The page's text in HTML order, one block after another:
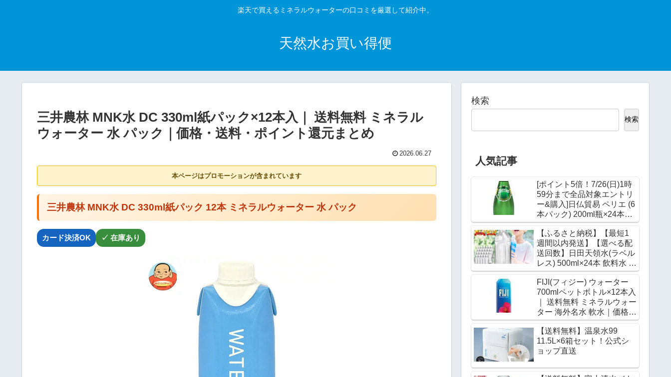
楽天で買えるミネラルウォーターの口コミを厳選して紹介中。
天然水お買い得便
三井農林 MNK水 DC 330ml紙パック×12本入｜ 送料無料 ミネラル
ウォーター 水 パック｜価格・送料・ポイント還元まとめ
2026.06.27
本ページはプロモーションが含まれています
三井農林 MNK水 DC 330ml紙パック 12本 ミネラルウォーター 水 パック
カード決済OK ✓ 在庫あり
検索
検索
人気記事
[ポイント5倍！7/26(日)1時
59分まで全品対象エントリ
ー&購入]日仏貿易 ペリエ (6
本パック) 200ml瓶×24本入
｜ 送料無料 ミネラルウォー
ター 発泡水 炭酸水｜価格・
送料・ポイント還元まとめ
【ふるさと納税】【最短1
週間以内発送】【選べる配
送回数】日田天領水(ラベル
レス) 500ml×24本 飲料水 水
みず 備蓄 防災 天然水 天然
ミネラルウォーター みねら
るうぉーたー ミネラル シリ
カ ラベルレス 日田市 / グリ
ーングループ株式会社
[AREG059-062]｜価格・送
料・ポイント還元まとめ
FIJI(フィジー) ウォーター
700mlペットボトル×12本入
｜ 送料無料 ミネラルウォー
ター 海外名水 軟水｜価格・
送料・ポイント還元まとめ
【送料無料】温泉水99
11.5L×6箱セット！公式シ
ョップ直送